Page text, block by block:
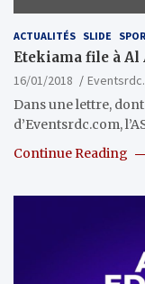
ACTUALITÉS SLIDE
Etekiama file à
16/01/2018
Dans une lettre,
d’Eventsrdc.com,
Continue Reading